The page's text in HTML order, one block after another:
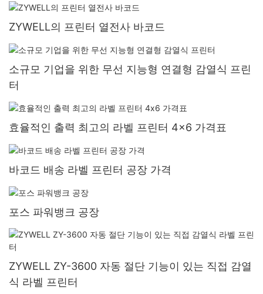
ZYWELL의 프린터 열전사 바코드
소규모 기업을 위한 무선 지능형 연결형 감열식 프린
터
효율적인 출력 최고의 라벨 프린터 4x6 가격표
바코드 배송 라벨 프린터 공장 가격
포스 파워뱅크 공장
ZYWELL ZY-3600 자동 절단 기능이 있는 직접 감열
식 라벨 프린터